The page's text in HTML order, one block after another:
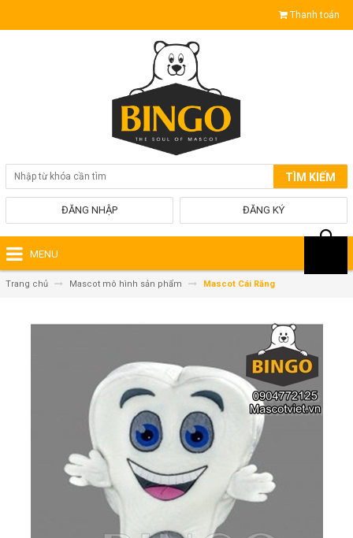
Thanh toán
TÌM KIẾM
ĐĂNG KÝ
ĐĂNG NHẬP
MENU
Trang chủ Mascot mô hình sản phẩm Mascot Cái Răng